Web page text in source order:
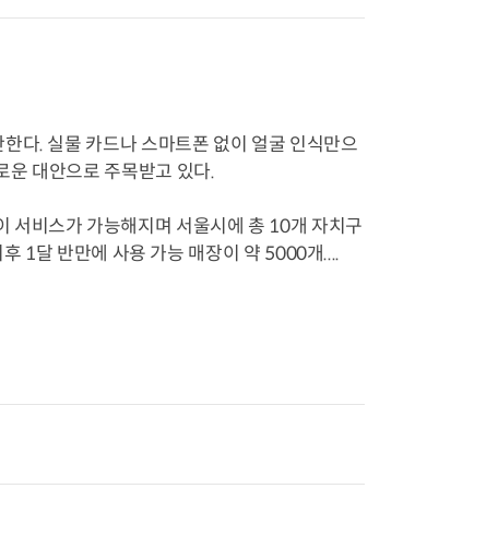
다. 실물 카드나 스마트폰 없이 얼굴 인식만으
운 대안으로 주목받고 있다.
서비스가 가능해지며 서울시에 총 10개 자치구
1달 반만에 사용 가능 매장이 약 5000개....